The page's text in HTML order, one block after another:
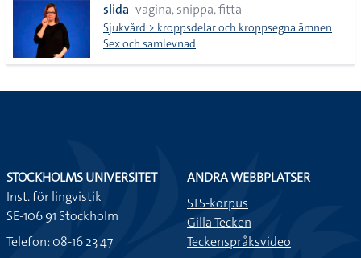
slida vagina, snippa, fitta
Sjukvård > kroppsdelar och kroppsegna ämnen
Sex och samlevnad
STOCKHOLMS UNIVERSITET
Inst. för lingvistik
SE-106 91 Stockholm
Telefon: 08-16 23 47
ANDRA WEBBPLATSER
STS-korpus
Gilla Tecken
Teckenspråksvideo